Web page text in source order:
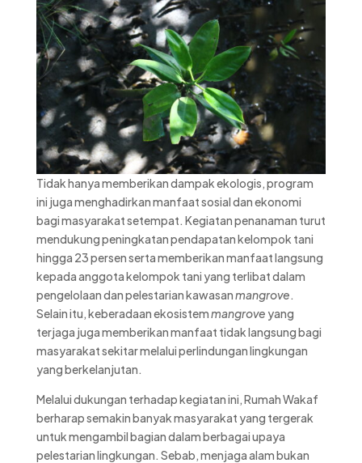
Tidak hanya memberikan dampak ekologis, program
ini juga menghadirkan manfaat sosial dan ekonomi
bagi masyarakat setempat. Kegiatan penanaman turut
mendukung peningkatan pendapatan kelompok tani
hingga 23 persen serta memberikan manfaat langsung
kepada anggota kelompok tani yang terlibat dalam
pengelolaan dan pelestarian kawasanmangrove.
Selain itu, keberadaan ekosistemmangrove yang
terjaga juga memberikan manfaat tidak langsung bagi
masyarakat sekitar melalui perlindungan lingkungan
yang berkelanjutan.
Melalui dukungan terhadap kegiatan ini, Rumah Wakaf
berharap semakin banyak masyarakat yang tergerak
untuk mengambil bagian dalam berbagai upaya
pelestarian lingkungan. Sebab, menjaga alam bukan